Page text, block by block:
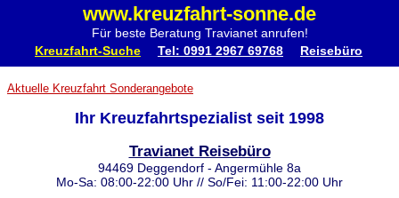
www.kreuzfahrt-sonne.de
Für beste Beratung Travianet anrufen!
Kreuzfahrt-Suche Tel: 0991 2967 69768 Reisebüro
Aktuelle Kreuzfahrt Sonderangebote
Ihr Kreuzfahrtspezialist seit 1998
Travianet Reisebüro
94469 Deggendorf - Angermühle 8a
Mo-Sa: 08:00-22:00 Uhr // So/Fei: 11:00-22:00 Uhr